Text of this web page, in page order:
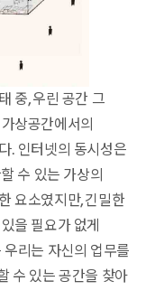
중, 우린 공간 그
상공간에서의
. 인터넷의 동시성은
수 있는 가상의
요소였지만, 긴밀한
을 필요가 없게
리는 자신의 업무를
수 있는 공간을 찾아